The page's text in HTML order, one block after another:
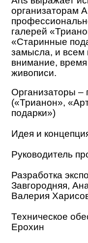
организаторам
галерей
«Старинные
замысла, и всем
внимание,
живописи.
Организаторы –
(«Трианон»,
подарки»)
Идея и
Руководитель
Разработка
Завгородняя,
Валерия
Техническое
Ерохин